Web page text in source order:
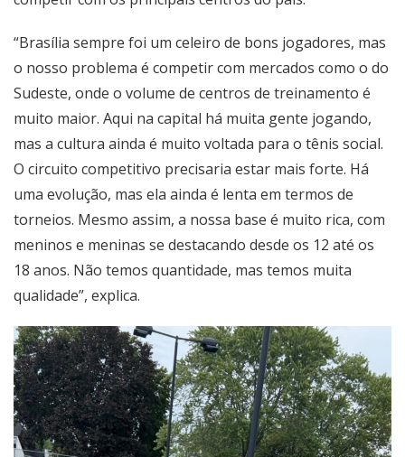
“Brasília sempre foi um celeiro de bons jogadores, mas
o nosso problema é competir com mercados como o do
Sudeste, onde o volume de centros de treinamento é
muito maior. Aqui na capital há muita gente jogando,
mas a cultura ainda é muito voltada para o tênis social.
O circuito competitivo precisaria estar mais forte. Há
uma evolução, mas ela ainda é lenta em termos de
torneios. Mesmo assim, a nossa base é muito rica, com
meninos e meninas se destacando desde os 12 até os
18 anos. Não temos quantidade, mas temos muita
qualidade”, explica.